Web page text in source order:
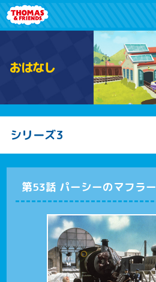
おはなし
シリーズ3
第53話 パーシーのマフラー